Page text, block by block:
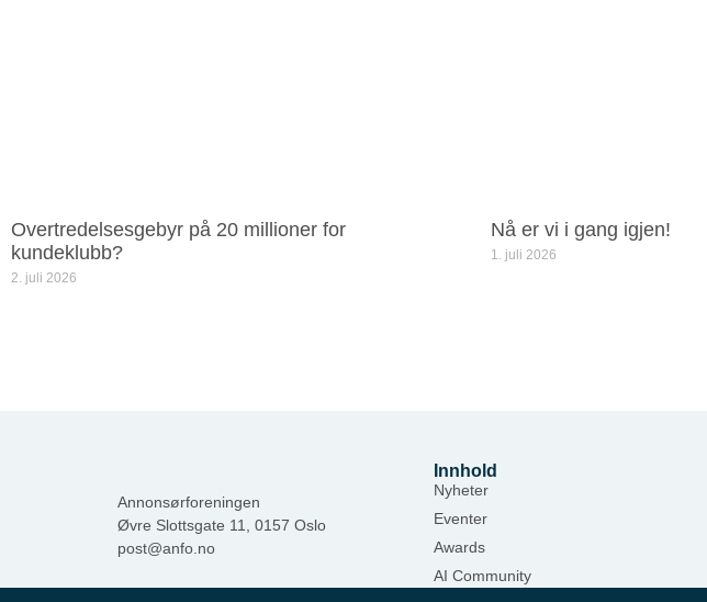
Overtredelsesgebyr på 20 millioner for
kundeklubb?
2. juli 2026
Nå er vi i gang igjen!
1. juli 2026
Annonsørforeningen
Øvre Slottsgate 11, 0157 Oslo
post@anfo.no
Innhold
Nyheter
Eventer
Awards
AI Community